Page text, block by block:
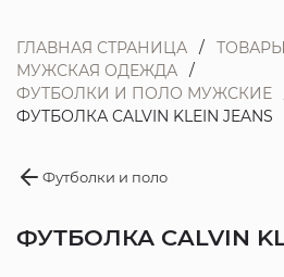
ГЛАВНАЯ СТРАНИЦА ТОВАРЫ
МУЖСКАЯ ОДЕЖДА
ФУТБОЛКИ И ПОЛО МУЖСКИЕ
ФУТБОЛКА CALVIN KLEIN JEANS
Футболки и поло
ФУТБОЛКА CALVIN